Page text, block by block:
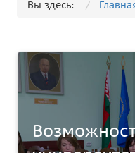
Вы здесь: